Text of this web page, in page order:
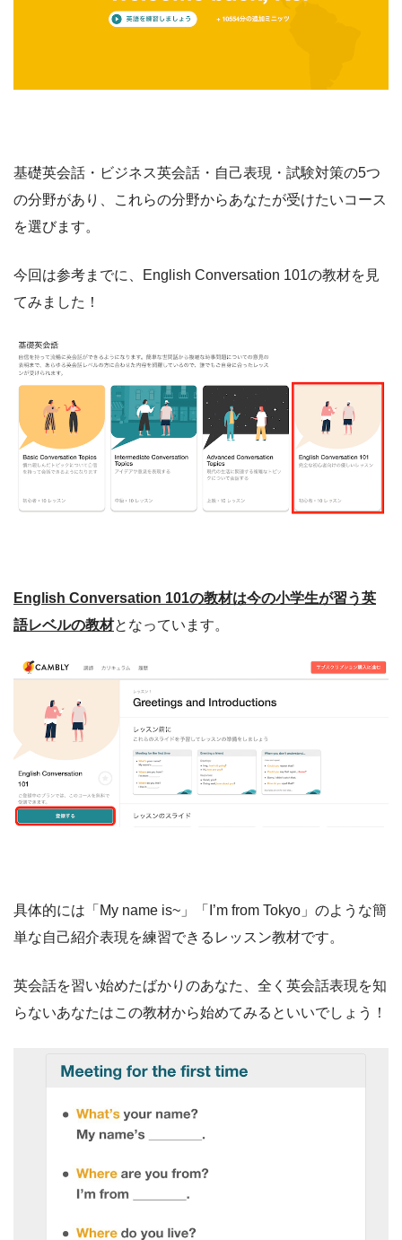
基礎英会話・ビジネス英会話・自己表現・試験対策の5つ
の分野があり、これらの分野からあなたが受けたいコース
を選びます。
今回は参考までに、English Conversation 101の教材を見
てみました！
English Conversation 101の教材は今の小学生が習う英
語レベルの教材となっています。
具体的には「My name is~」「I’m from Tokyo」のような簡
単な自己紹介表現を練習できるレッスン教材です。
英会話を習い始めたばかりのあなた、全く英会話表現を知
らないあなたはこの教材から始めてみるといいでしょう！